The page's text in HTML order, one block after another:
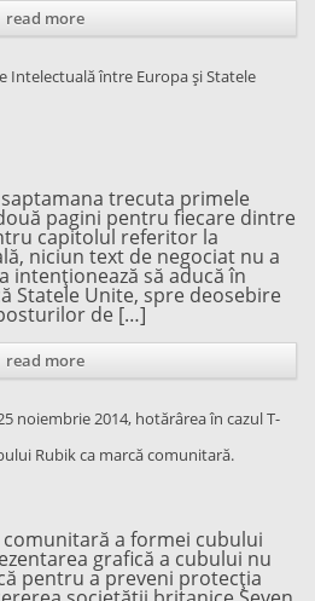
read more
Intelectuală între Europa și Statele
trecuta primele
pagini pentru fiecare dintre
capitolul referitor la
niciun text de negociat nu a
intenționează să aducă în
Statele Unite, spre deosebire
de […]
read more
noiembrie 2014, hotărârea în cazul T-
Rubik ca marcă comunitară.
a formei cubului
grafică a cubului nu
pentru a preveni protecția